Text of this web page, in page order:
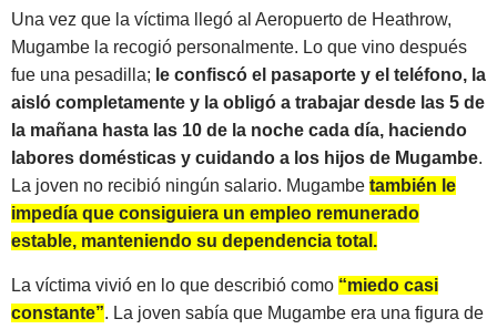
Una vez que la víctima llegó al Aeropuerto de Heathrow,
Mugambe la recogió personalmente. Lo que vino después
fue una pesadilla; le confiscó el pasaporte y el teléfono, la
aisló completamente y la obligó a trabajar desde las 5 de
la mañana hasta las 10 de la noche cada día, haciendo
labores domésticas y cuidando a los hijos de Mugambe.
La joven no recibió ningún salario. Mugambe también le
impedía que consiguiera un empleo remunerado
estable, manteniendo su dependencia total.
La víctima vivió en lo que describió como “miedo casi
constante”. La joven sabía que Mugambe era una figura de